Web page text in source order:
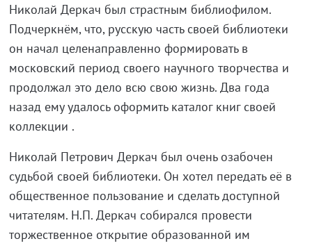
Николай Деркач был страстным библиофилом.
Подчеркнём, что, русскую часть своей библиотеки
он начал целенаправленно формировать в
московский период своего научного творчества и
продолжал это дело всю свою жизнь. Два года
назад ему удалось оформить каталог книг своей
коллекции .
Николай Петрович Деркач был очень озабочен
судьбой своей библиотеки. Он хотел передать её в
общественное пользование и сделать доступной
читателям. Н.П. Деркач собирался провести
торжественное открытие образованной им